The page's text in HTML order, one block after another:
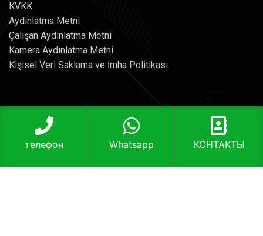
KVKK
Aydınlatma Metni
Çalışan Aydınlatma Metni
Kamera Aydınlatma Metni
Kişisel Veri Saklama ve İmha Politikası
Aterya Asansör Sistemleri
Saray, Fatih Sultan Mehmet Bulvarı No:418, 06980
Kahramankazan/Ankara
T: 0312 395 38 95
телефон Whatsapp КОНТАКТЫ